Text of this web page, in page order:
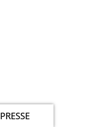
PRESSE